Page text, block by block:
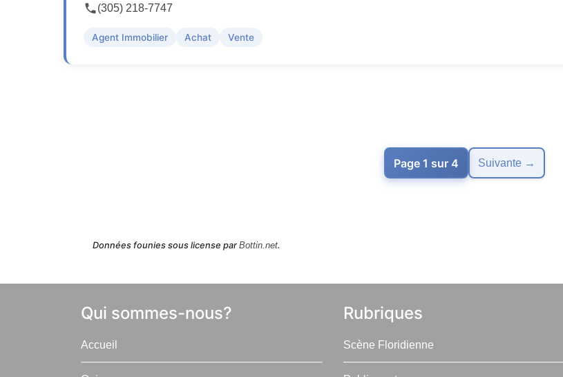
(305) 218-7747
Agent Immobilier Achat Vente
Page 1 sur 4 Suivante →
Données founies sous license parBottin.net.
Qui sommes-nous?
Accueil
Rubriques
Scène Floridienne